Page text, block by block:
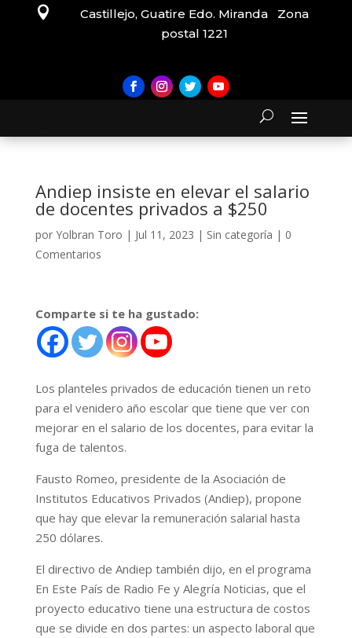

Castillejo, Guatire Edo. Miranda Zona
postal 1221
Andiep insiste en elevar el salario
de docentes privados a $250
por Yolbran Toro | Jul 11, 2023 | Sin categoría | 0
Comentarios
Comparte si te ha gustado:
Los planteles privados de educación tienen un reto
para el venidero año escolar que tiene que ver con
mejorar en el salario de los docentes, para evitar la
fuga de talentos.
Fausto Romeo, presidente de la Asociación de
Institutos Educativos Privados (Andiep), propone
que hay que elevar la remuneración salarial hasta
250 dólares.
El directivo de Andiep también dijo, en el programa
En Este País de Radio Fe y Alegría Noticias, que el
proyecto educativo tiene una estructura de costos
que se divide en dos partes: un aspecto laboral que